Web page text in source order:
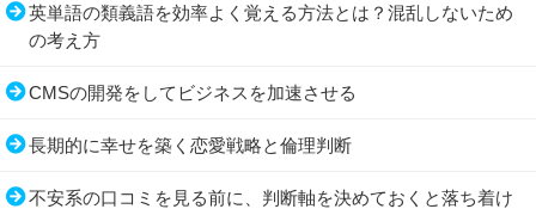
英単語の類義語を効率よく覚える方法とは？混乱しないため
の考え方
CMSの開発をしてビジネスを加速させる
長期的に幸せを築く恋愛戦略と倫理判断
不安系の口コミを見る前に、判断軸を決めておくと落ち着け